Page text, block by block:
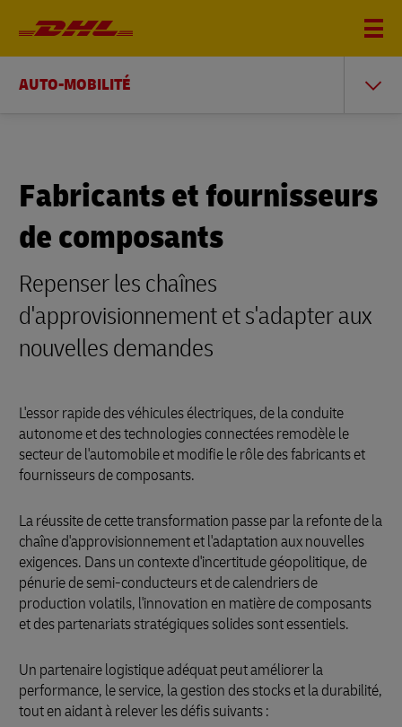
AUTO-MOBILITÉ
Fabricants et fournisseurs
de composants
Repenser les chaînes
d'approvisionnement et s'adapter aux
nouvelles demandes
L'essor rapide des véhicules électriques, de la conduite
autonome et des technologies connectées remodèle le
secteur de l'automobile et modifie le rôle des fabricants et
fournisseurs de composants.
La réussite de cette transformation passe par la refonte de la
chaîne d'approvisionnement et l'adaptation aux nouvelles
exigences. Dans un contexte d'incertitude géopolitique, de
pénurie de semi-conducteurs et de calendriers de
production volatils, l'innovation en matière de composants
et des partenariats stratégiques solides sont essentiels.
Un partenaire logistique adéquat peut améliorer la
performance, le service, la gestion des stocks et la durabilité,
tout en aidant à relever les défis suivants :